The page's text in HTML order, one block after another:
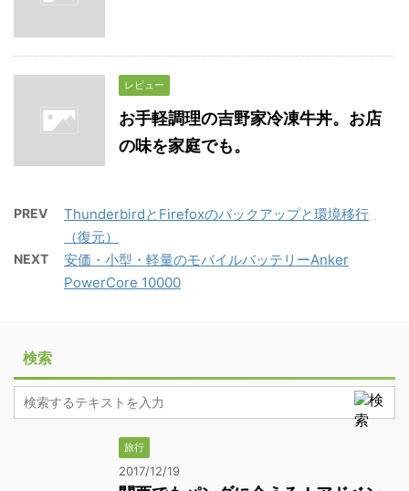
レビュー
お手軽調理の吉野家冷凍牛丼。お店
の味を家庭でも。
PREV
ThunderbirdとFirefoxのバックアップと環境移行
（復元）
NEXT
安価・小型・軽量のモバイルバッテリーAnker
PowerCore 10000
検索
旅行
2017/12/19